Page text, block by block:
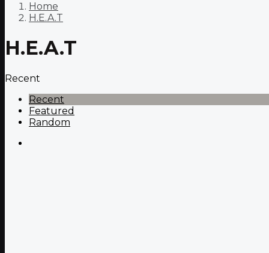
Home
H.E.A.T
H.E.A.T
Recent
Recent
Featured
Random